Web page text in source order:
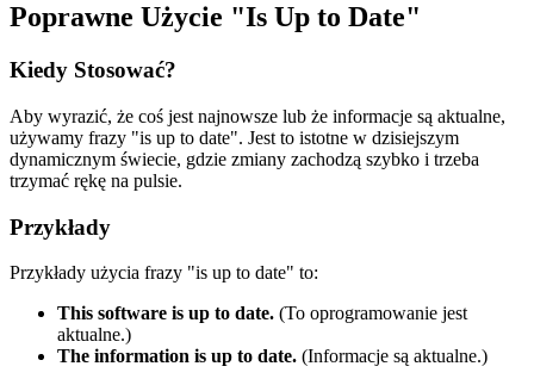
Poprawne Użycie "Is Up to Date"
Kiedy Stosować?
Aby wyrazić, że coś jest najnowsze lub że informacje są aktualne,
używamy frazy "is up to date". Jest to istotne w dzisiejszym
dynamicznym świecie, gdzie zmiany zachodzą szybko i trzeba
trzymać rękę na pulsie.
Przykłady
Przykłady użycia frazy "is up to date" to:
This software is up to date. (To oprogramowanie jest
aktualne.)
The information is up to date. (Informacje są aktualne.)